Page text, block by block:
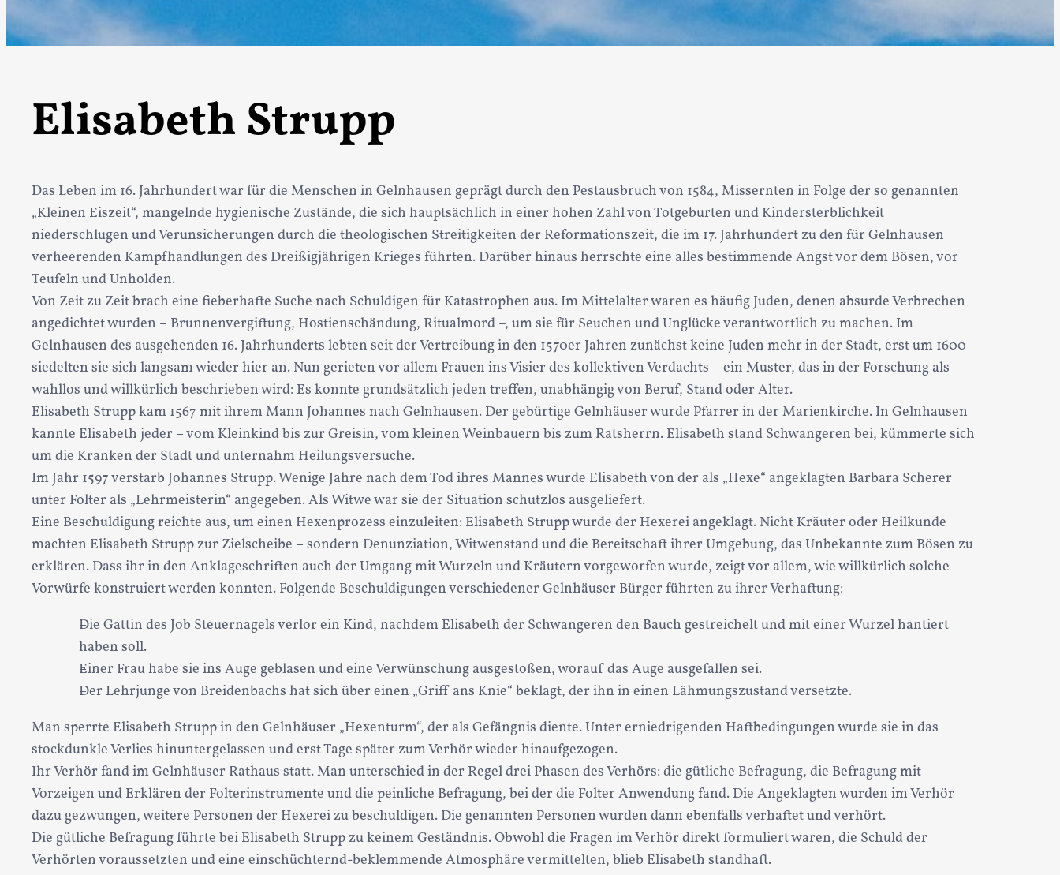
Elisabeth Strupp
Das Leben im 16. Jahrhundert war für die Menschen in Gelnhausen geprägt durch den Pestausbruch von 1584, Missernten in Folge der so genannten
„Kleinen Eiszeit“, mangelnde hygienische Zustände, die sich hauptsächlich in einer hohen Zahl von Totgeburten und Kindersterblichkeit
niederschlugen und Verunsicherungen durch die theologischen Streitigkeiten der Reformationszeit, die im 17. Jahrhundert zu den für Gelnhausen
verheerenden Kampfhandlungen des Dreißigjährigen Krieges führten. Darüber hinaus herrschte eine alles bestimmende Angst vor dem Bösen, vor
Teufeln und Unholden.
Von Zeit zu Zeit brach eine fieberhafte Suche nach Schuldigen für Katastrophen aus. Im Mittelalter waren es häufig Juden, denen absurde Verbrechen
angedichtet wurden – Brunnenvergiftung, Hostienschändung, Ritualmord –, um sie für Seuchen und Unglücke verantwortlich zu machen. Im
Gelnhausen des ausgehenden 16. Jahrhunderts lebten seit der Vertreibung in den 1570er Jahren zunächst keine Juden mehr in der Stadt, erst um 1600
siedelten sie sich langsam wieder hier an. Nun gerieten vor allem Frauen ins Visier des kollektiven Verdachts – ein Muster, das in der Forschung als
wahllos und willkürlich beschrieben wird: Es konnte grundsätzlich jeden treffen, unabhängig von Beruf, Stand oder Alter.
Elisabeth Strupp kam 1567 mit ihrem Mann Johannes nach Gelnhausen. Der gebürtige Gelnhäuser wurde Pfarrer in der Marienkirche. In Gelnhausen
kannte Elisabeth jeder – vom Kleinkind bis zur Greisin, vom kleinen Weinbauern bis zum Ratsherrn. Elisabeth stand Schwangeren bei, kümmerte sich
um die Kranken der Stadt und unternahm Heilungsversuche.
Im Jahr 1597 verstarb Johannes Strupp. Wenige Jahre nach dem Tod ihres Mannes wurde Elisabeth von der als „Hexe“ angeklagten Barbara Scherer
unter Folter als „Lehrmeisterin“ angegeben. Als Witwe war sie der Situation schutzlos ausgeliefert.
Eine Beschuldigung reichte aus, um einen Hexenprozess einzuleiten: Elisabeth Strupp wurde der Hexerei angeklagt. Nicht Kräuter oder Heilkunde
machten Elisabeth Strupp zur Zielscheibe – sondern Denunziation, Witwenstand und die Bereitschaft ihrer Umgebung, das Unbekannte zum Bösen zu
erklären. Dass ihr in den Anklageschriften auch der Umgang mit Wurzeln und Kräutern vorgeworfen wurde, zeigt vor allem, wie willkürlich solche
Vorwürfe konstruiert werden konnten. Folgende Beschuldigungen verschiedener Gelnhäuser Bürger führten zu ihrer Verhaftung:
Die Gattin des Job Steuernagels verlor ein Kind, nachdem Elisabeth der Schwangeren den Bauch gestreichelt und mit einer Wurzel hantiert
haben soll.
Einer Frau habe sie ins Auge geblasen und eine Verwünschung ausgestoßen, worauf das Auge ausgefallen sei.
Der Lehrjunge von Breidenbachs hat sich über einen „Griff ans Knie“ beklagt, der ihn in einen Lähmungszustand versetzte.
Man sperrte Elisabeth Strupp in den Gelnhäuser „Hexenturm“, der als Gefängnis diente. Unter erniedrigenden Haftbedingungen wurde sie in das
stockdunkle Verlies hinuntergelassen und erst Tage später zum Verhör wieder hinaufgezogen.
Ihr Verhör fand im Gelnhäuser Rathaus statt. Man unterschied in der Regel drei Phasen des Verhörs: die gütliche Befragung, die Befragung mit
Vorzeigen und Erklären der Folterinstrumente und die peinliche Befragung, bei der die Folter Anwendung fand. Die Angeklagten wurden im Verhör
dazu gezwungen, weitere Personen der Hexerei zu beschuldigen. Die genannten Personen wurden dann ebenfalls verhaftet und verhört.
Die gütliche Befragung führte bei Elisabeth Strupp zu keinem Geständnis. Obwohl die Fragen im Verhör direkt formuliert waren, die Schuld der
Verhörten voraussetzten und eine einschüchternd-beklemmende Atmosphäre vermittelten, blieb Elisabeth standhaft.